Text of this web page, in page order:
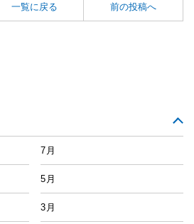
一覧に戻る 前の投稿へ
7月
5月
3月